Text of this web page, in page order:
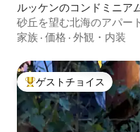
ルッケンのコンドミニア
砂丘を望む北海のアパート
家族 · 価格 · 外観・内装
大好評のゲストチョイス
ゲストチョイス